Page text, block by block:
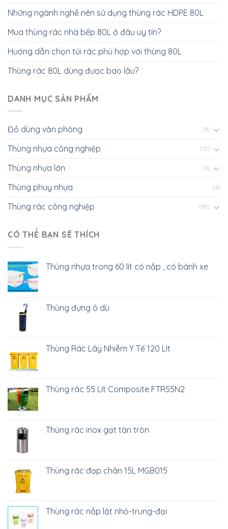
Những ngành nghề nên sử dụng thùng rác HDPE 80L
Mua thùng rác nhà bếp 80L ở đâu uy tín?
Hướng dẫn chọn túi rác phù hợp với thùng 80L
Thùng rác 80L dùng được bao lâu?
DANH MỤC SẢN PHẨM
Đồ dùng văn phòng (4)
Thùng nhựa công nghiệp (15)
Thùng nhựa lớn (3)
Thùng phuy nhựa (6)
Thùng rác công nghiệp (88)
CÓ THỂ BẠN SẼ THÍCH
Thùng nhựa trong 60 lít có nắp , có bánh xe
Thùng đựng ô dù
Thùng Rác Lây Nhiễm Y Tế 120 Lít
Thùng rác 55 Lít Composite FTR55N2
Thùng rác inox gạt tàn tròn
Thùng rác đạp chân 15L MGB015
Thùng rác nắp lật nhỏ-trung-đại